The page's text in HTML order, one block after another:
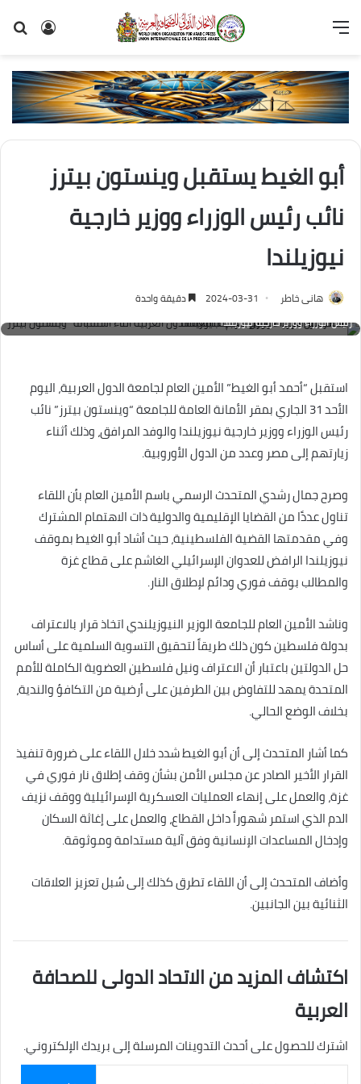
تسجيل
القائمة
أبو الغيط يستقبل وينستون بيترز
نائب رئيس الوزراء ووزير خارجية
نيوزيلندا
هانى خاطر 2024-03-31 دقيقة واحدة
"أحمد أبو الغيط" الأمين العام لجامعة الدول العربية أثناء استقباله "وينستون بيترز" نائب
رئيس الوزراء ووزير خارجية نيوزيلندا
استقبل “أحمد أبو الغيط” الأمين العام لجامعة الدول العربية، اليوم
الأحد 31 الجاري بمقر الأمانة العامة للجامعة “وينستون بيترز” نائب
رئيس الوزراء ووزير خارجية نيوزيلندا والوفد المرافق، وذلك أثناء
زيارتهم إلى مصر وعدد من الدول الأوروبية.
وصرح جمال رشدي المتحدث الرسمي باسم الأمين العام بأن اللقاء
تناول عددًا من القضايا الإقليمية والدولية ذات الاهتمام المشترك
وفي مقدمتها القضية الفلسطينية، حيث أشاد أبو الغيط بموقف
نيوزيلندا الرافض للعدوان الإسرائيلي الغاشم على قطاع غزة
والمطالب بوقف فوري ودائم لإطلاق النار.
وناشد الأمين العام للجامعة الوزير النيوزيلندي اتخاذ قرار بالاعتراف
بدولة فلسطين كون ذلك طريقاً لتحقيق التسوية السلمية على أساس
حل الدولتين باعتبار أن الاعتراف ونيل فلسطين العضوية الكاملة للأمم
المتحدة يمهد للتفاوض بين الطرفين على أرضية من التكافؤ والندية،
بخلاف الوضع الحالي.
كما أشار المتحدث إلى أن أبو الغيط شدد خلال اللقاء على ضرورة تنفيذ
القرار الأخير الصادر عن مجلس الأمن بشأن وقف إطلاق نار فوري في
غزة، والعمل على إنهاء العمليات العسكرية الإسرائيلية ووقف نزيف
الدم الذي استمر شهوراً داخل القطاع، والعمل على إغاثة السكان
وإدخال المساعدات الإنسانية وفق آلية مستدامة وموثوقة.
وأضاف المتحدث إلى أن اللقاء تطرق كذلك إلى سُبل تعزيز العلاقات
الثنائية بين الجانبين.
اكتشاف المزيد من الاتحاد الدولى للصحافة
العربية
اشترك للحصول على أحدث التدوينات المرسلة إلى بريدك الإلكتروني.